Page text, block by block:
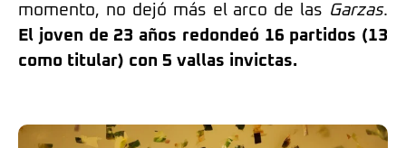
momento, no dejó más el arco de las Garzas.
El joven de 23 años redondeó 16 partidos (13
como titular) con 5 vallas invictas.